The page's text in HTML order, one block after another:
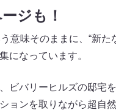
ジも！
意味そのままに、“新た
になっています。
ビバリーヒルズの邸宅
ョンを取りながら超自